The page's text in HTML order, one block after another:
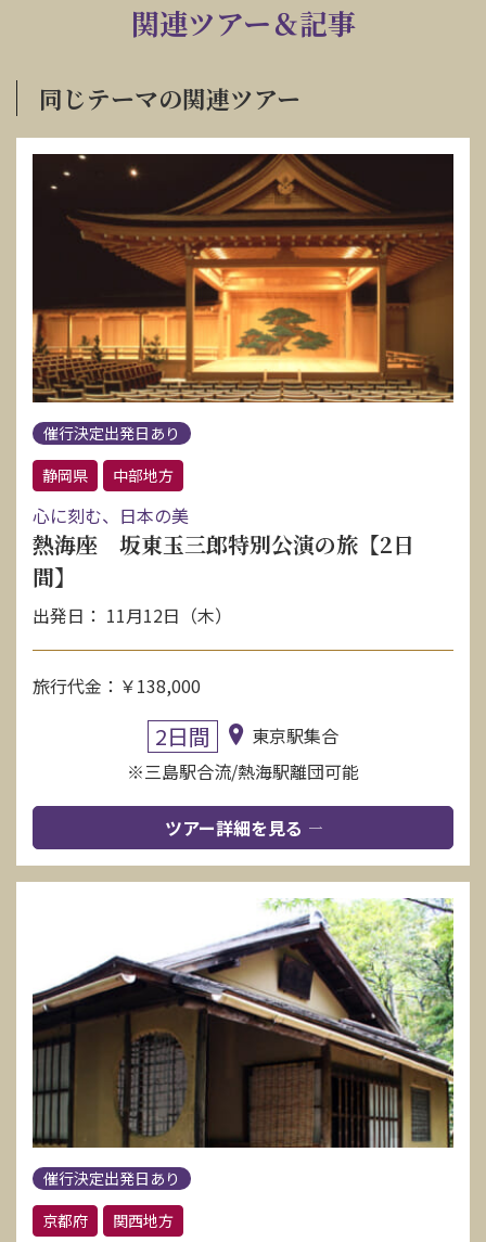
関連ツアー＆記事
同じテーマの関連ツアー
催行決定出発日あり
静岡県
中部地方
心に刻む、日本の美
熱海座 坂東玉三郎特別公演の旅【2日
間】
出発日： 11月12日（木）
旅行代金：￥138,000
2日間
東京駅集合
※三島駅合流/熱海駅離団可能
ツアー詳細を見る
催行決定出発日あり
京都府
関西地方